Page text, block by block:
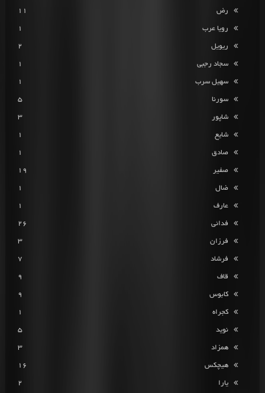
رض 11
رویا عرب 1
ریویل 2
سجاد رجبی 1
سهیل سرب 1
سورنا 5
شاپور 3
شایع 1
صادق 1
صفیر 19
ضال 1
عارف 1
فدائی 26
فرزان 3
فرشاد 7
قاف 9
کابوس 9
کجراه 1
نوید 5
همزاد 3
هیچکس 16
یارا 2